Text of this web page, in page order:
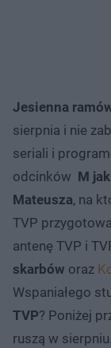
Jesienna
sierpnia i nie
seriali i
odcinków M
Mateusza, na
TVP
antenę TVP i
skarbów oraz
Wspaniałego
TVP? Poniżej
ruszą w